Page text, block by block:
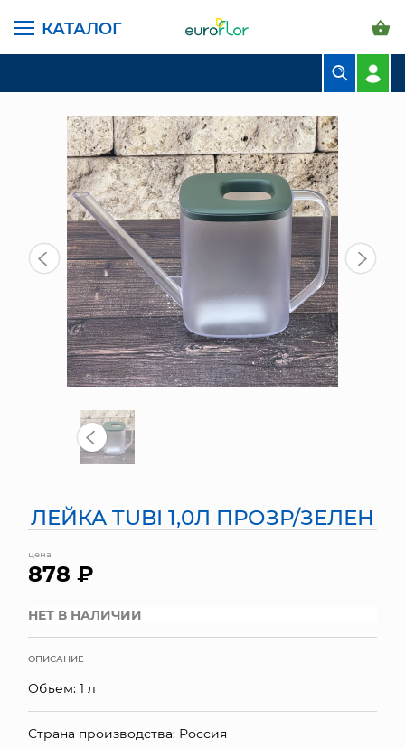
КАТАЛОГ
КОМПОЗИЦИИ
ЦВЕТЫ В ПАЧКАХ
СВАДЕБНАЯ ФЛОРИСТИКА
КОМНАТНЫЕ РАСТЕНИЯ
ГОРШКИ И КАШПО
ГРУНТЫ И УДОБРЕНИЯ
ПРЕДМЕТЫ ИНТЕРЬЕРА
ЯЩИКИ
ПАКЕТЫ И СУМКИ
ТОРГОВЫЙ ЦЕНТР
ГЛАВНАЯ СТРАНИЦА КАТАЛОГ ГРУНТЫ И УДОБРЕНИЯ
ЛЕЙКА TUBI 1,0Л ПРОЗР/ЗЕЛЕН
цена
878 ₽
НЕТ В НАЛИЧИИ
ОПИСАНИЕ
Объем: 1 л
Страна производства: Россия